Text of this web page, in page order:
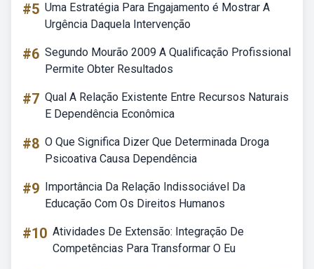
#5 Uma Estratégia Para Engajamento é Mostrar A
Urgência Daquela Intervenção
#6 Segundo Mourão 2009 A Qualificação Profissional
Permite Obter Resultados
#7 Qual A Relação Existente Entre Recursos Naturais
E Dependência Econômica
#8 O Que Significa Dizer Que Determinada Droga
Psicoativa Causa Dependência
#9 Importância Da Relação Indissociável Da
Educação Com Os Direitos Humanos
#10 Atividades De Extensão: Integração De
Competências Para Transformar O Eu